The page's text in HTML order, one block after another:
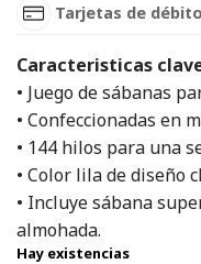
Tarjetas de
Caracteristicas
• Juego de sábanas
• Confeccionadas en
• 144 hilos para una
• Color lila de diseño
• Incluye sábana
almohada.
Hay existencias